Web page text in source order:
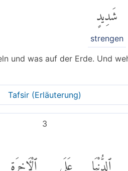
شَدِيدٍ
strengen
und was auf der Erde. Und
Tafsir (Erläuterung)
3
ٱلدُّنْيَا عَلَى ٱلْءَاخِرَةِ